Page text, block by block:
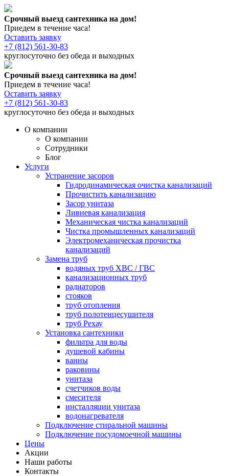
Срочный выезд сантехника на дом!
Приедем в течение часа!
Оставить заявку
+7 (812) 561-30-83
круглосуточно без обеда и выходных
Срочный выезд сантехника на дом!
Приедем в течение часа!
Оставить заявку
+7 (812) 561-30-83
круглосуточно без обеда и выходных
О компании
О компании
Сотрудники
Блог
Услуги
Устранение засоров
Гидродинамическая очистка канализаций
Прочистить канализацию
Засор унитаза
Ливневая канализация
Механическая чистка канализаций
Чистка промышленных канализаций
Электромеханическая прочистка
канализаций
Замена труб
водяных труб ХВС / ГВС
канализационных труб
радиаторов
стояков
труб отопления
труб полотенцесушителя
труб Рехау
Установка сантехники
фильтра для воды
душевой кабины
ванны
раковины
унитаза
счетчиков воды
смесителя
инсталляции унитаза
водонагревателя
Подключение стиральной машины
Подключение посудомоечной машины
Цены
Акции
Наши работы
Контакты